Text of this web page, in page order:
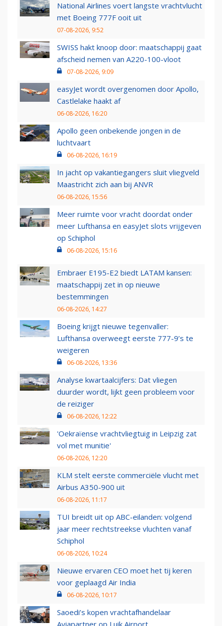
National Airlines voert langste vrachtvlucht
met Boeing 777F ooit uit
07-08-2026, 9:52
SWISS hakt knoop door: maatschappij gaat
afscheid nemen van A220-100-vloot
07-08-2026, 9:09
easyJet wordt overgenomen door Apollo,
Castlelake haakt af
06-08-2026, 16:20
Apollo geen onbekende jongen in de
luchtvaart
06-08-2026, 16:19
In jacht op vakantiegangers sluit vliegveld
Maastricht zich aan bij ANVR
06-08-2026, 15:56
Meer ruimte voor vracht doordat onder
meer Lufthansa en easyJet slots vrijgeven
op Schiphol
06-08-2026, 15:16
Embraer E195-E2 biedt LATAM kansen:
maatschappij zet in op nieuwe
bestemmingen
06-08-2026, 14:27
Boeing krijgt nieuwe tegenvaller:
Lufthansa overweegt eerste 777-9’s te
weigeren
06-08-2026, 13:36
Analyse kwartaalcijfers: Dat vliegen
duurder wordt, lijkt geen probleem voor
de reiziger
06-08-2026, 12:22
'Oekraïense vrachtvliegtuig in Leipzig zat
vol met munitie'
06-08-2026, 12:20
KLM stelt eerste commerciële vlucht met
Airbus A350-900 uit
06-08-2026, 11:17
TUI breidt uit op ABC-eilanden: volgend
jaar meer rechtstreekse vluchten vanaf
Schiphol
06-08-2026, 10:24
Nieuwe ervaren CEO moet het tij keren
voor geplaagd Air India
06-08-2026, 10:17
Saoedi’s kopen vrachtafhandelaar